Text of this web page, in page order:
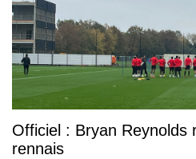
Officiel : Bryan Reynolds
rennais